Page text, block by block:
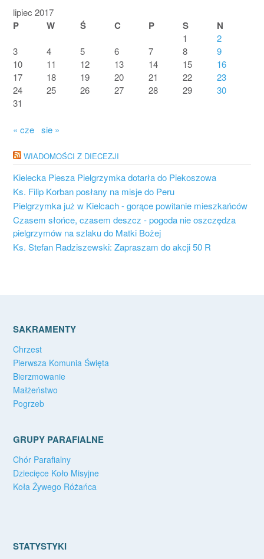
lipiec 2017
P W Ś C P S N
1
2
3
4 5 6 7 8
9
10
11 12 13 14 15
16
17
18 19 20 21 22
23
24
25 26 27 28 29
30
31
« cze sie »
WIADOMOŚCI Z DIECEZJI
Kielecka Piesza Pielgrzymka dotarła do Piekoszowa
Ks. Filip Korban posłany na misje do Peru
Pielgrzymka już w Kielcach - gorące powitanie mieszkańców
Czasem słońce, czasem deszcz - pogoda nie oszczędza
pielgrzymów na szlaku do Matki Bożej
Ks. Stefan Radziszewski: Zapraszam do akcji 50 R
SAKRAMENTY
Chrzest
Pierwsza Komunia Święta
Bierzmowanie
Małżeństwo
Pogrzeb
GRUPY PARAFIALNE
Chór Parafialny
Dziecięce Koło Misyjne
Koła Żywego Różańca
STATYSTYKI